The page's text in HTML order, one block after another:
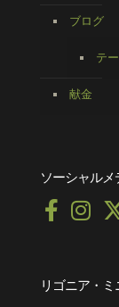
ブログ
テ
献金
ソーシャルメ
リゴニア・